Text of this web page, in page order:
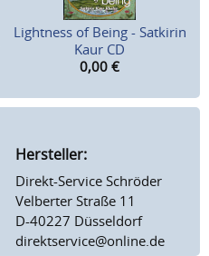
Lightness of Being - Satkirin
Kaur CD
0,00 €
Hersteller:
Direkt-Service Schröder
Velberter Straße 11
D-40227 Düsseldorf
direktservice@online.de